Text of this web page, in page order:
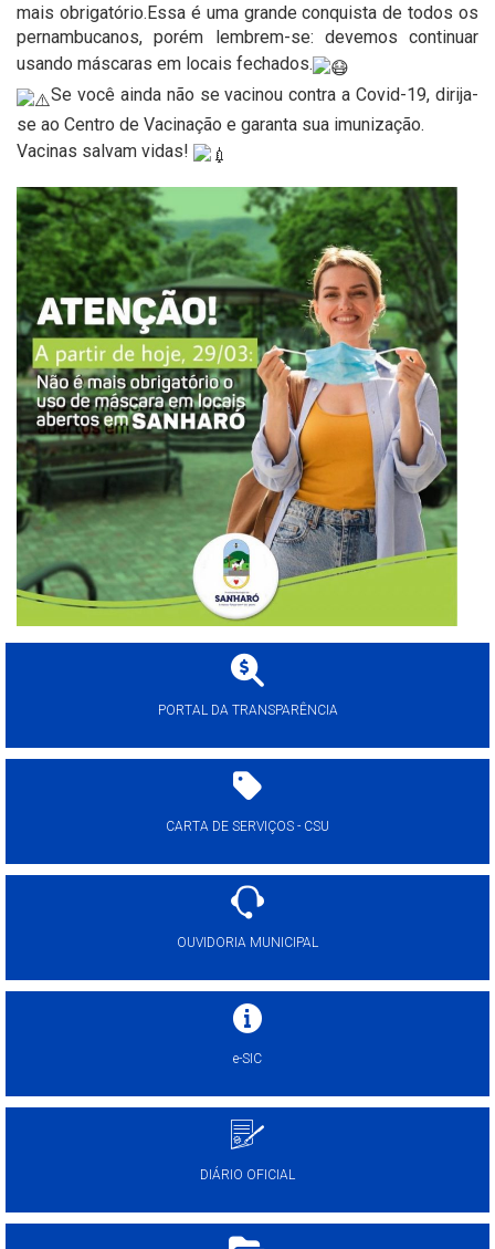
mais obrigatório.Essa é uma grande conquista de todos os
pernambucanos, porém lembrem-se: devemos continuar
usando máscaras em locais fechados.
Se você ainda não se vacinou contra a Covid-19, dirija-
se ao Centro de Vacinação e garanta sua imunização.
Vacinas salvam vidas!
PORTAL DA TRANSPARÊNCIA
CARTA DE SERVIÇOS - CSU
OUVIDORIA MUNICIPAL
e-SIC
DIÁRIO OFICIAL